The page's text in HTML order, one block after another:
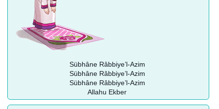
Sübhâne Râbbiye’l-Azim
Sübhâne Râbbiye’l-Azim
Sübhâne Râbbiye’l-Azim
Allahu Ekber